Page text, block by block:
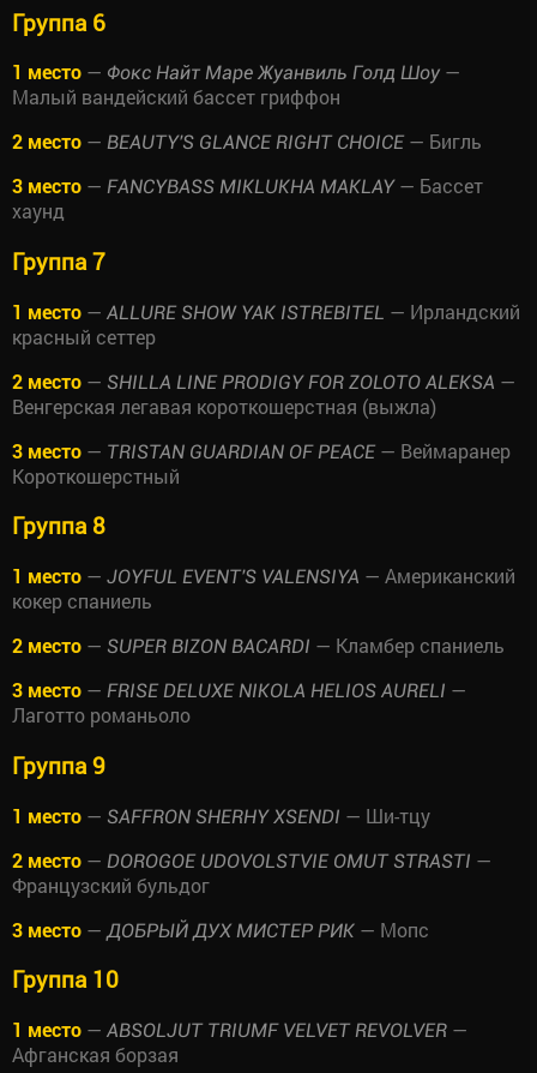
Группа 6
1 место — Фокс Найт Маре Жуанвиль Голд Шоу —
Малый вандейский бассет гриффон
2 место — BEAUTY'S GLANCE RIGHT CHOICE — Бигль
3 место — FANCYBASS MIKLUKHA MAKLAY— Бассет
хаунд
Группа 7
1 место — ALLURE SHOW YAK ISTREBITEL — Ирландский
красный сеттер
2 место — SHILLA LINE PRODIGY FOR ZOLOTO ALEKSA —
Венгерская легавая короткошерстная (выжла)
3 место — TRISTAN GUARDIAN OF PEACE — Веймаранер
Короткошерстный
Группа 8
1 место — JOYFUL EVENT'S VALENSIYA — Американский
кокер спаниель
2 место — SUPER BIZON BACARDI — Кламбер спаниель
3 место — FRISE DELUXE NIKOLA HELIOS AURELI —
Лаготто романьоло
Группа 9
1 место — SAFFRON SHERHY XSENDI — Ши-тцу
2 место — DOROGOE UDOVOLSTVIE OMUT STRASTI —
Французский бульдог
3 место — ДОБРЫЙ ДУХ МИСТЕР РИК — Мопс
Группа 10
1 место — ABSOLJUT TRIUMF VELVET REVOLVER —
Афганская борзая